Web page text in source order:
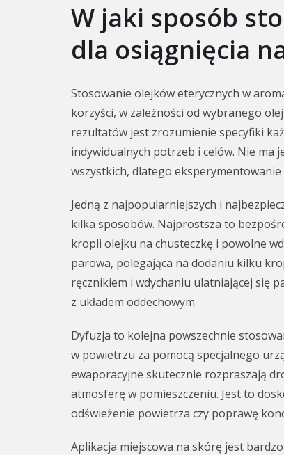
W jaki sposób
dla osiągnięcia
Stosowanie olejków eterycznych w
korzyści, w zależności od wybranego
rezultatów jest zrozumienie specyfiki
indywidualnych potrzeb i celów. Nie ma
wszystkich, dlatego eksperymentowanie
Jedną z najpopularniejszych i
kilka sposobów. Najprostsza to
kropli olejku na chusteczkę i powolne
parowa, polegająca na dodaniu kilku
ręcznikiem i wdychaniu ulatniającej się
z układem oddechowym.
Dyfuzja to kolejna powszechnie
w powietrzu za pomocą specjalnego
ewaporacyjne skutecznie rozpraszają
atmosferę w pomieszczeniu. Jest to
odświeżenie powietrza czy poprawę
Aplikacja miejscowa na skórę jest